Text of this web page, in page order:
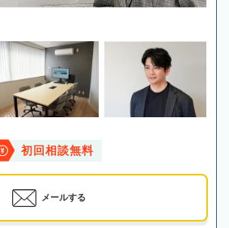
初回相談無料
メールする